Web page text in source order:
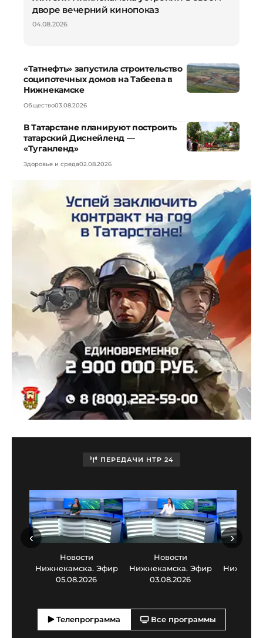
дворе вечерний кинопоказ
04.08.2026
«Татнефть» запустила строительство
соципотечных домов на Табеева в
Нижнекамске
Общество03.08.2026
В Татарстане планируют построить
татарский Диснейленд —
«Туганленд»
Здоровье и среда02.08.2026
ПЕРЕДАЧИ НТР 24
Новости
Нижнекамска. Эфир
05.08.2026
Новости
Нижнекамска. Эфир
03.08.2026
‹ ›
Телепрограмма Все программы